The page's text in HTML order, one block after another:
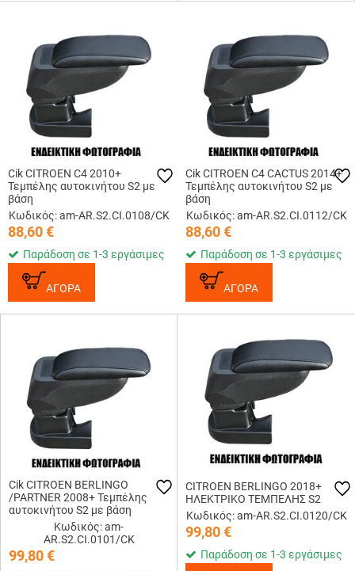
Cik CITROEN C4 2010+
Τεμπέλης αυτοκινήτου S2 με
βάση
Κωδικός: am-AR.S2.CI.0108/CK
88,60€
Παράδοση σε 1-3 εργάσιμες
ΑΓΟΡΑ
Cik CITROEN C4 CACTUS 2014+
Τεμπέλης αυτοκινήτου S2 με
βάση
Κωδικός: am-AR.S2.CI.0112/CK
88,60€
Παράδοση σε 1-3 εργάσιμες
ΑΓΟΡΑ
Cik CITROEN BERLINGO
/PARTNER 2008+ Τεμπέλης
αυτοκινήτου S2 με βάση
Κωδικός: am-
AR.S2.CI.0101/CK
99,80€
CITROEN BERLINGO 2018+
ΗΛΕΚΤΡΙΚΟ ΤΕΜΠΕΛΗΣ S2
Κωδικός: am-AR.S2.CI.0120/CK
99,80€
Παράδοση σε 1-3 εργάσιμες